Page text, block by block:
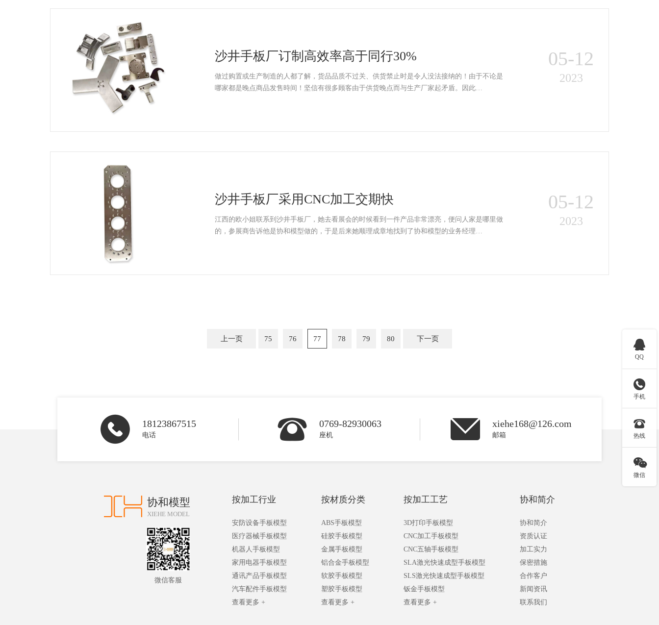
沙井手板厂订制高效率高于同行30%
做过购置或生产制造的人都了解，货品品质不过关、供货禁止时是令人没法接纳的！由于不论是
哪家都是晚点商品发售時间！坚信有很多顾客由于供货晚点而与生产厂家起矛盾。因此…
05-12
2023
沙井手板厂采用CNC加工交期快
江西的欧小姐联系到沙井手板厂，她去看展会的时候看到一件产品非常漂亮，便问人家是哪里做
的，参展商告诉他是协和模型做的，于是后来她顺理成章地找到了协和模型的业务经理…
05-12
2023
上一页 75 76 77 78 79 80 下一页
18123867515
电话
0769-82930063
座机
xiehe168@126.com
邮箱
协和模型
XIEHE MODEL
微信客服
按加工行业
安防设备手板模型
医疗器械手板模型
机器人手板模型
家用电器手板模型
通讯产品手板模型
汽车配件手板模型
查看更多 +
按材质分类
ABS手板模型
硅胶手板模型
金属手板模型
铝合金手板模型
软胶手板模型
塑胶手板模型
查看更多 +
按加工工艺
3D打印手板模型
CNC加工手板模型
CNC五轴手板模型
SLA激光快速成型手板模型
SLS激光快速成型手板模型
钣金手板模型
查看更多 +
协和简介
协和简介
资质认证
加工实力
保密措施
合作客户
新闻资讯
联系我们

QQ

手机

热线

微信